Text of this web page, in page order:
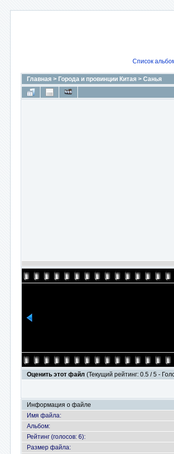
Список
Главная > Города и провинции Китая > Санья
Оценить этот файл (Текущий рейтинг: 0.5 / 5 -
Информация о файле
Имя файла:
Альбом:
Рейтинг (голосов: 6):
Размер файла: